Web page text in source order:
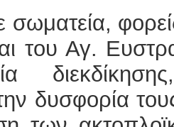
σωματεία,
του Αγ.
δυσφορία